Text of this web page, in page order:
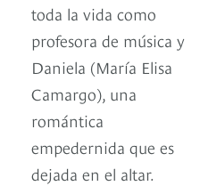
toda la vida como
profesora de música y
Daniela (María Elisa
Camargo), una
romántica
empedernida que es
dejada en el altar.